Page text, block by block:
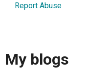
Report Abuse
My blogs